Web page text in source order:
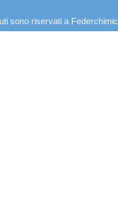
sono riservati a